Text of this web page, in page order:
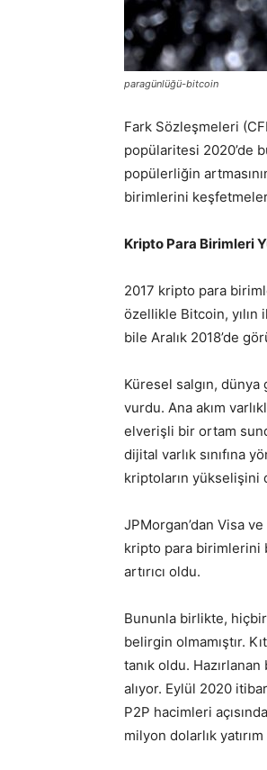
paragünlüğü-bitcoin
Fark Sözleşmeleri
popülaritesi 2020’de
popülerliğin
birimlerini
Kripto Para Birimleri
2017 kripto para
özellikle Bitcoin, yılın
bile Aralık 2018’de
Küresel salgın,
vurdu. Ana akım
elverişli bir ortam
dijital varlık sınıfına
kriptoların yükselişini
JPMorgan’dan Visa
kripto para birimlerini
artırıcı oldu.
Bununla birlikte,
belirgin olmamıştır.
tanık oldu.
alıyor. Eylül 2020
P2P hacimleri
milyon dolarlık